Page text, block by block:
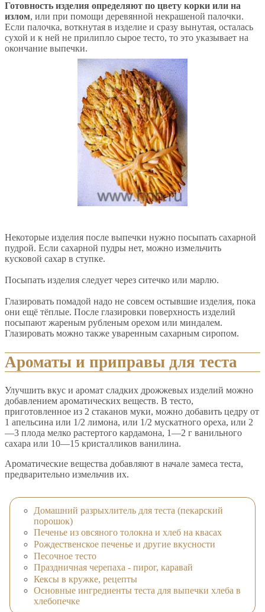
Готовность изделия определяют по цвету корки или на
излом, или при помощи деревянной некрашеной палочки.
Если палочка, воткнутая в изделие и сразу вынутая, осталась
сухой и к ней не прилипло сырое тесто, то это указывает на
окончание выпечки.
Некоторые изделия после выпечки нужно посыпать сахарной
пудрой. Если сахарной пудры нет, можно измельчить
кусковой сахар в ступке.
Посыпать изделия следует через ситечко или марлю.
Глазировать помадой надо не совсем остывшие изделия, пока
они ещё тёплые. После глазировки поверхность изделий
посыпают жареным рубленым орехом или миндалем.
Глазировать можно также уваренным сахарным сиропом.
Ароматы и приправы для теста
Улучшить вкус и аромат сладких дрожжевых изделий можно
добавлением ароматических веществ. В тесто,
приготовленное из 2 стаканов муки, можно добавить цедру от
1 апельсина или 1/2 лимона, или 1/2 мускатного ореха, или 2
—3 плода мелко растертого кардамона, 1—2 г ванильного
сахара или 10—15 кристалликов ванилина.
Ароматические вещества добавляют в начале замеса теста,
предварительно измельчив их.
Домашний разрыхлитель для теста (пекарский
порошок)
Печенье из овсяного толокна и хлеб на квасах
Рождественское печенье и другие вкусности
Песочное тесто
Праздничная черепаха - пирог, каравай
Кексы в кружке, рецепты
Основные ингредиенты теста для выпечки хлеба в
хлебопечке